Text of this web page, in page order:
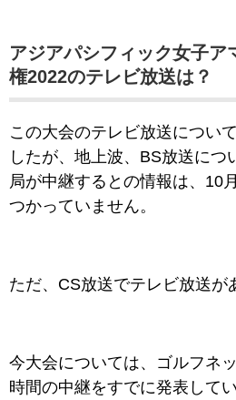
アジアパシフィック女子ア
権2022のテレビ放送は？
この大会のテレビ放送につい
したが、地上波、BS放送につ
局が中継するとの情報は、10
つかっていません。
ただ、CS放送でテレビ放送が
今大会については、 ゴルフネ
時間の中継をすでに発表してい